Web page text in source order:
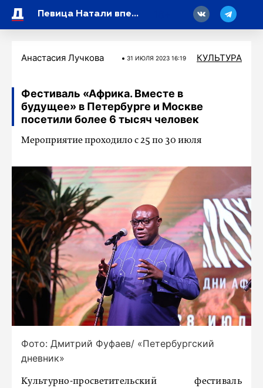
Певица Натали впервые обратилась к поклонникам после смерти мужа
Анастасия Лучкова 31 ИЮЛЯ 2023 16:19 КУЛЬТУРА
Фестиваль «Африка. Вместе в
будущее» в Петербурге и Москве
посетили более 6 тысяч человек
Мероприятие проходило с 25 по 30 июля
Фото: Дмитрий Фуфаев/ «Петербургский
дневник»
Культурно-просветительский фестиваль